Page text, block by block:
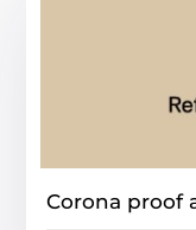
Corona proof